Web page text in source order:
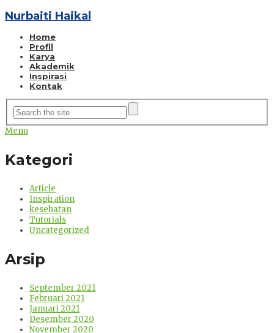
Nurbaiti Haikal
Home
Profil
Karya
Akademik
Inspirasi
Kontak
Menu
Kategori
Article
Inspiration
kesehatan
Tutorials
Uncategorized
Arsip
September 2021
Februari 2021
Januari 2021
Desember 2020
November 2020